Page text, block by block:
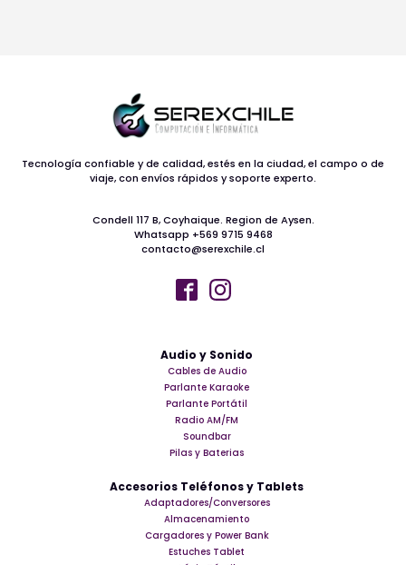
Audio y Sonido
Cables de Audio
Parlante Karaoke
Parlante Portátil
Radio AM/FM
Soundbar
Pilas y Baterias
Accesorios Teléfonos y Tablets
Adaptadores/Conversores
Almacenamiento
Cargadores y Power Bank
Estuches Tablet
Tecnología confiable y de calidad, estés en la ciudad, el campo o de
viaje, con envíos rápidos y soporte experto.
Condell 117 B, Coyhaique. Region de Aysen.
Whatsapp +569 9715 9468
contacto@serexchile.cl